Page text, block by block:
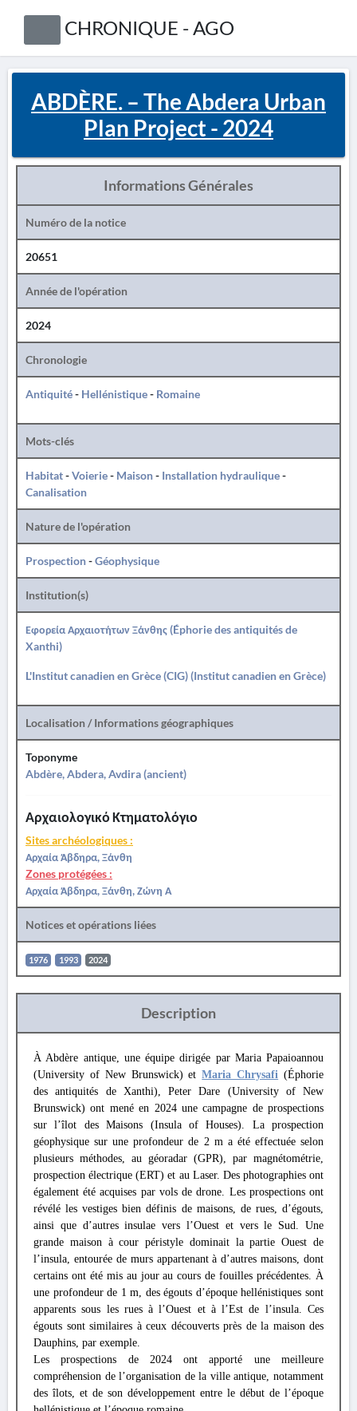
CHRONIQUE - AGO
ABDÈRE. – The Abdera Urban
Plan Project - 2024
Informations Générales
Numéro de la notice
20651
Année de l'opération
2024
Chronologie
Antiquité- Hellénistique- Romaine
Mots-clés
Habitat-Voierie- Maison- Installation hydraulique-
Canalisation
Nature de l'opération
Prospection-Géophysique
Institution(s)
Εφορεία Αρχαιοτήτων Ξάνθης (Éphorie des antiquités de
Xanthi)
L'Institut canadien en Grèce (CIG) (Institut canadien en Grèce)
Localisation / Informations géographiques
Toponyme
Abdère, Abdera, Avdira (ancient)
Αρχαιολογικό Κτηματολόγιο
Sites archéologiques :
Αρχαία Άβδηρα, Ξάνθη
Zones protégées :
Αρχαία Άβδηρα, Ξάνθη, Ζώνη Α
Notices et opérations liées
1976 1993 2024
Description
À Abdère antique, une équipe dirigée par Maria Papaioannou
(University of New Brunswick) etMaria Chrysafi (Éphorie
des antiquités de Xanthi), Peter Dare (University of New
Brunswick) ont mené en 2024 une campagne de prospections
sur l’îlot des Maisons (Insula of Houses). La prospection
géophysique sur une profondeur de 2 m a été effectuée selon
plusieurs méthodes, au géoradar (GPR), par magnétométrie,
prospection électrique (ERT) et au Laser. Des photographies ont
également été acquises par vols de drone. Les prospections ont
révélé les vestiges bien définis de maisons, de rues, d’égouts,
ainsi que d’autres insulae vers l’Ouest et vers le Sud. Une
grande maison à cour péristyle dominait la partie Ouest de
l’insula, entourée de murs appartenant à d’autres maisons, dont
certains ont été mis au jour au cours de fouilles précédentes. À
une profondeur de 1 m, des égouts d’époque hellénistiques sont
apparents sous les rues à l’Ouest et à l’Est de l’insula. Ces
égouts sont similaires à ceux découverts près de la maison des
Dauphins, par exemple.
Les prospections de 2024 ont apporté une meilleure
compréhension de l’organisation de la ville antique, notamment
des îlots, et de son développement entre le début de l’époque